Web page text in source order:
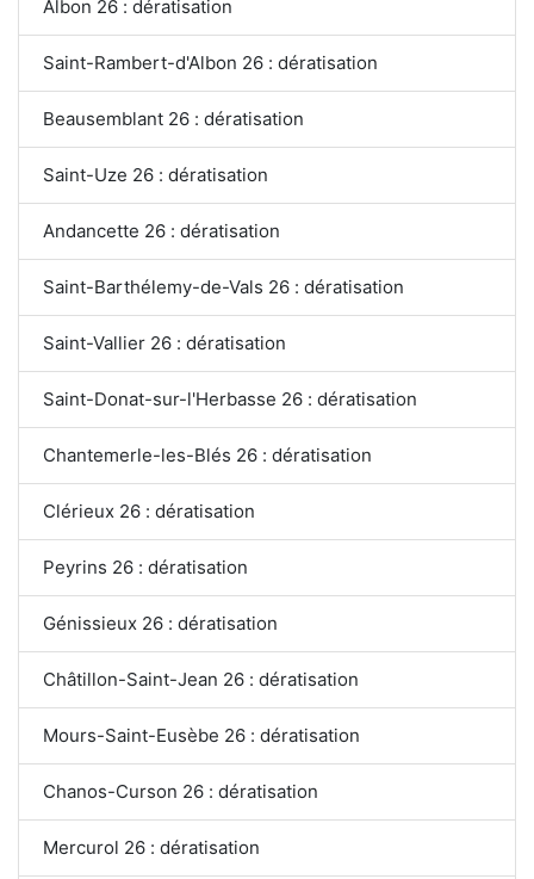
Albon 26 : dératisation
Saint-Rambert-d'Albon 26 : dératisation
Beausemblant 26 : dératisation
Saint-Uze 26 : dératisation
Andancette 26 : dératisation
Saint-Barthélemy-de-Vals 26 : dératisation
Saint-Vallier 26 : dératisation
Saint-Donat-sur-l'Herbasse 26 : dératisation
Chantemerle-les-Blés 26 : dératisation
Clérieux 26 : dératisation
Peyrins 26 : dératisation
Génissieux 26 : dératisation
Châtillon-Saint-Jean 26 : dératisation
Mours-Saint-Eusèbe 26 : dératisation
Chanos-Curson 26 : dératisation
Mercurol 26 : dératisation